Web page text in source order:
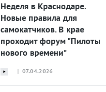
Неделя в Краснодаре.
Новые правила для
самокатчиков. В крае
проходит форум "Пилоты
нового времени"
| 07.04.2026